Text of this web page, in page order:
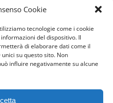
Cookie
tecnologie come i cookie
del dispositivo. Il
di elaborare dati come il
su questo sito. Non
influire negativamente su alcune